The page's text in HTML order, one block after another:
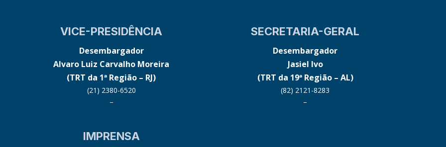
VICE-PRESIDÊNCIA
Desembargador
Alvaro Luiz Carvalho Moreira
(TRT da 1ª Região – RJ)
(21) 2380-6520
–
SECRETARIA-GERAL
Desembargador
Jasiel Ivo
(TRT da 19ª Região – AL)
(82) 2121-8283
–
IMPRENSA